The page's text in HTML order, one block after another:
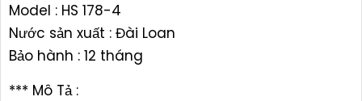
Model : HS 178-4
Nước sản xuất : Đài Loan
Bảo hành : 12 tháng
*** Mô Tả :